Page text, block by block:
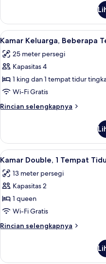
King
Kamar
Double,
1
Tidur
King
Lihat
semua
foto
untuk
Kamar
Keluarga,
Beberapa
Tempat
8
Kamar Keluarga, Beberapa
25 meter persegi
Kapasitas 4
1 king dan 1 tempat tidur
Wi-Fi Gratis
Rincian selengkapnya
Rincian
Kamar
Keluarga,
Beberapa
Tidur
Lihat
semua
foto
untuk
Kamar
Double,
1
Tempat
Queen
8
Kamar Double, 1 Tempat
13 meter persegi
Kapasitas 2
1 queen
Wi-Fi Gratis
Rincian selengkapnya
Rincian
Kamar